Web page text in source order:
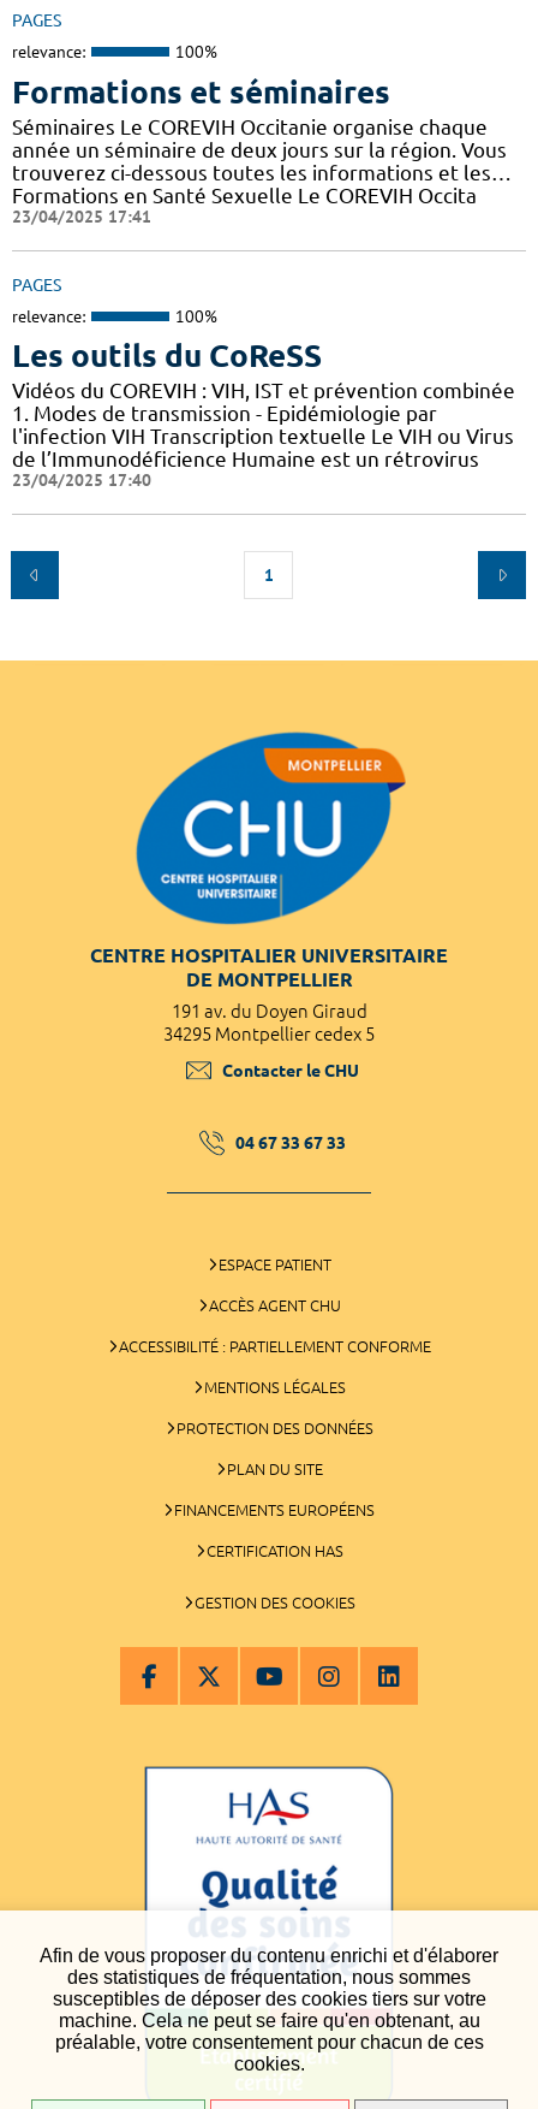
Afin de vous proposer du contenu enrichi et d'élaborer
des statistiques de fréquentation, nous sommes
susceptibles de déposer des cookies tiers sur votre
machine. Cela ne peut se faire qu'en obtenant, au
préalable, votre consentement pour chacun de ces
cookies.
PAGES
relevance: 100%
Formations et séminaires
Séminaires Le COREVIH Occitanie organise chaque
année un séminaire de deux jours sur la région. Vous
trouverez ci-dessous toutes les informations et les…
Formations en Santé Sexuelle Le COREVIH Occita
23/04/2025 17:41
PAGES
relevance: 100%
Les outils du CoReSS
Vidéos du COREVIH : VIH, IST et prévention combinée
1. Modes de transmission - Epidémiologie par
l'infection VIH Transcription textuelle Le VIH ou Virus
de l’Immunodéficience Humaine est un rétrovirus
23/04/2025 17:40
1
CENTRE HOSPITALIER UNIVERSITAIRE
DE MONTPELLIER
191 av. du Doyen Giraud
34295 Montpellier cedex 5
Contacter le CHU
04 67 33 67 33
ESPACE PATIENT
ACCÈS AGENT CHU
ACCESSIBILITÉ : PARTIELLEMENT CONFORME
MENTIONS LÉGALES
PROTECTION DES DONNÉES
PLAN DU SITE
FINANCEMENTS EUROPÉENS
CERTIFICATION HAS
GESTION DES COOKIES